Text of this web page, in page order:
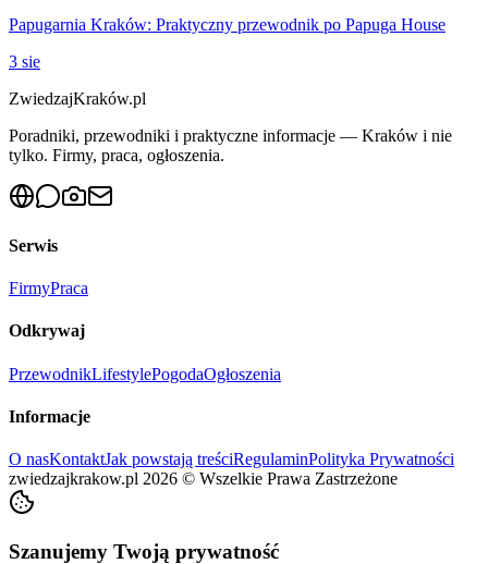
Papugarnia Kraków: Praktyczny przewodnik po Papuga House
3 sie
ZwiedzajKraków.pl
Poradniki, przewodniki i praktyczne informacje — Kraków i nie
tylko. Firmy, praca, ogłoszenia.
Serwis
FirmyPraca
Odkrywaj
PrzewodnikLifestylePogodaOgłoszenia
Informacje
O nasKontaktJak powstają treściRegulaminPolityka Prywatności
zwiedzajkrakow.pl 2026 © Wszelkie Prawa Zastrzeżone
Szanujemy Twoją prywatność